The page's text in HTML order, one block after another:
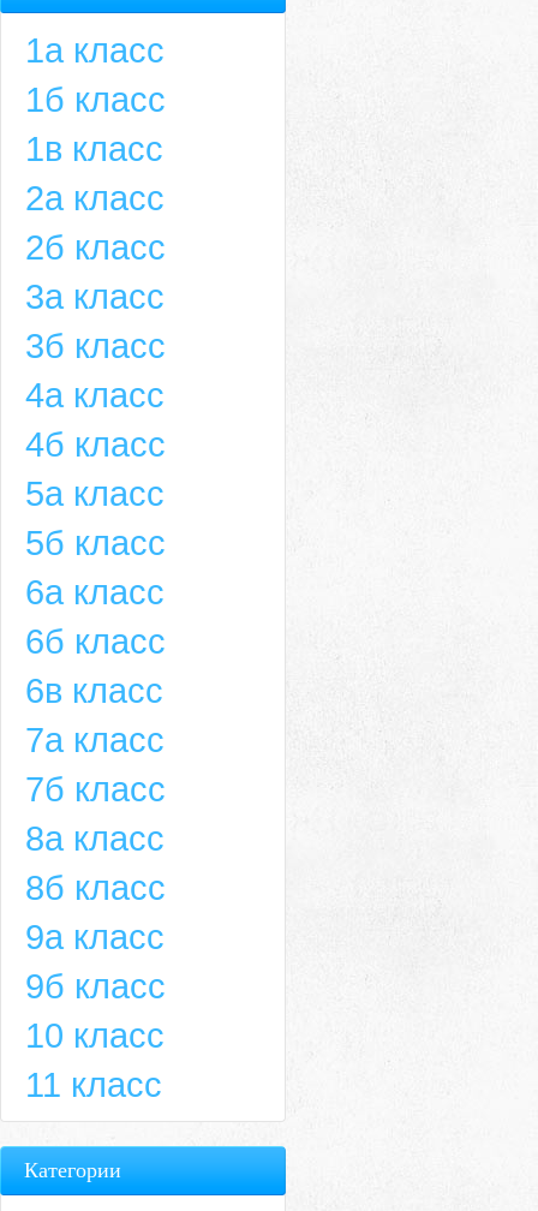
1а класс
1б класс
1в класс
2а класс
2б класс
3а класс
3б класс
4а класс
4б класс
5а класс
5б класс
6а класс
6б класс
6в класс
7а класс
7б класс
8а класс
8б класс
9а класс
9б класс
10 класс
11 класс
Категории